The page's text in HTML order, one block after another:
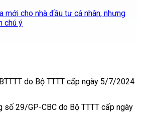
mới cho nhà đầu tư cá nhân, nhưng
chú ý
do Bộ TTTT cấp ngày 5/7/2024
số 29/GP-CBC do Bộ TTTT cấp ngày